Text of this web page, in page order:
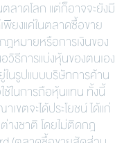
ลาดโลก แต่ก็อาจจะยังมี
ยงแค่ในตลาดซื้อขาย
หมายหรือการเงินของ
วิธีการแบ่งหุ้นของตนเอง
ในรูปแบบบริษัทการค้าน
ในการถือหุ้นแทน ทั้งนี้
ตจะได้ประโยชน์ ได้แก่
างชาติ โดยไม่ติดกฎ